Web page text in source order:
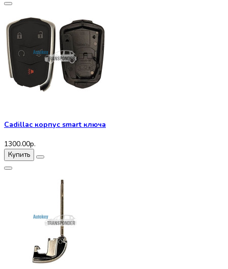
Cadillac корпус smart ключа
1300.00р.
Купить